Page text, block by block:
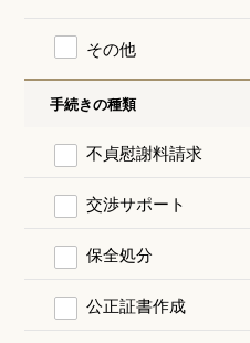
その他
手続きの種類
不貞慰謝料請求
交渉サポート
保全処分
公正証書作成